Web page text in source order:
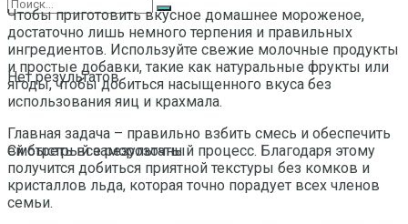
Нет результатов
Смотреть все результаты
Чтобы приготовить вкусное домашнее мороженое,
достаточно лишь немного терпения и правильных
ингредиентов. Используйте свежие молочные продукты
и простые добавки, такие как натуральные фрукты или
ягоды, чтобы добиться насыщенного вкуса без
использования яиц и крахмала.
Главная задача – правильно взбить смесь и обеспечить
ей быстрый заморозочный процесс. Благодаря этому
получится добиться приятной текстуры без комков и
кристаллов льда, которая точно порадует всех членов
семьи.